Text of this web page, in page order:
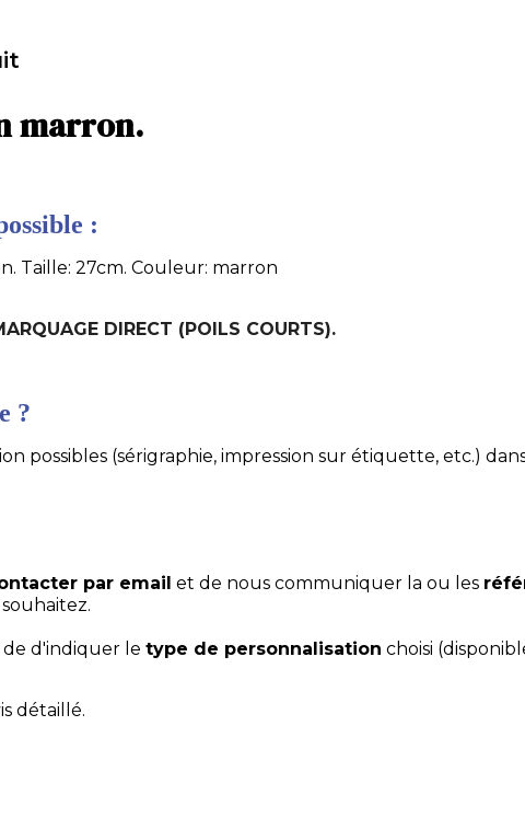
marron.
:
Taille: 27cm. Couleur: marron
DIRECT (POILS COURTS).
?
possibles (sérigraphie, impression sur étiquette, etc.)
par email et de nous communiquer la ou les
de d'indiquer le type de personnalisation choisi
détaillé.